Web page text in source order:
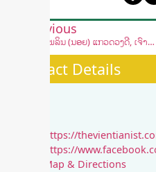
Previous
ພອນໄພລິນ (ນ້ອຍ) ແກ້ວດວງດີ, ເຈົ້າຂອງຮ້ານ ແລະ ນັກສິລະປະທາງດ້ານການປຸງແຕ່ງອາຫານ ທີ່ຮ້ານອາຫານໂດຍຂະນ້ອຍ
Contact Details
https://
https://
Map & Directions